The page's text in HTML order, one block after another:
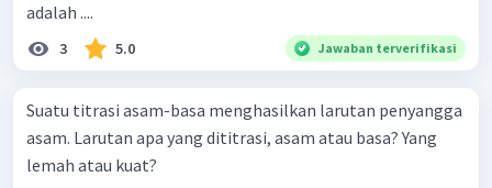
adalah ....
3 5.0 Jawaban terverifikasi
Suatu titrasi asam-basa menghasilkan larutan penyangga
asam. Larutan apa yang dititrasi, asam atau basa? Yang
lemah atau kuat?